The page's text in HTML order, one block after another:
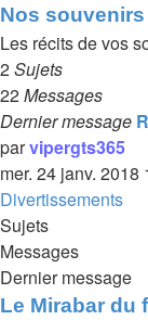
Nos
Les récits de vos
2Sujets
22Messages
Dernier message
parvipergts365
mer. 24 janv. 2018
Divertissements
Sujets
Messages
Dernier message
Le Mirabar du